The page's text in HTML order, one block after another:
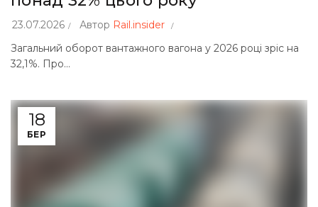
23.07.2026 Автор Rail.insider
Загальний оборот вантажного вагона у 2026 році зріс на
32,1%. Про...
18
БЕР